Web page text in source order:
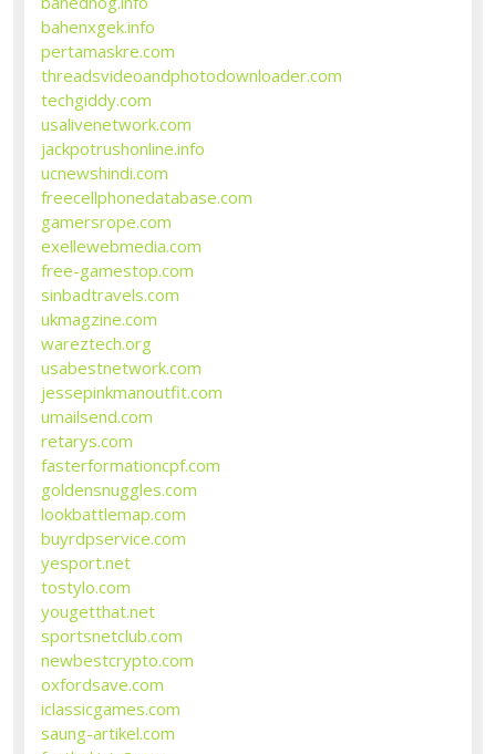
bahenxgek.info
pertamaskre.com
threadsvideoandphotodownloader.com
techgiddy.com
usalivenetwork.com
jackpotrushonline.info
ucnewshindi.com
freecellphonedatabase.com
gamersrope.com
exellewebmedia.com
free-gamestop.com
sinbadtravels.com
ukmagzine.com
wareztech.org
usabestnetwork.com
jessepinkmanoutfit.com
umailsend.com
retarys.com
fasterformationcpf.com
goldensnuggles.com
lookbattlemap.com
buyrdpservice.com
yesport.net
tostylo.com
yougetthat.net
sportsnetclub.com
newbestcrypto.com
oxfordsave.com
iclassicgames.com
saung-artikel.com